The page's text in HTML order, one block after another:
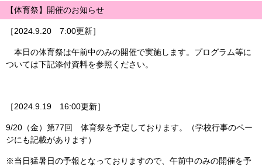
【体育祭】開催のお知らせ
［2024.9.20 7:00更新］
本日の体育祭は午前中のみの開催で実施します。プログラム等に
ついては下記添付資料を参照ください。
［2024.9.19 16:00更新］
9/20（金）第77回 体育祭を予定しております。（学校行事のペー
ジにも記載があります）
※当日猛暑日の予報となっておりますので、午前中のみの開催を予